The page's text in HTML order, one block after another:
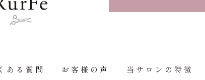
ある質問 お客様の声 当サロンの特徴